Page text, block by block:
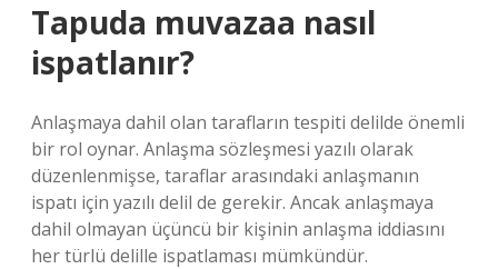
Tapuda muvazaa nasıl
ispatlanır?
Anlaşmaya dahil olan tarafların tespiti delilde önemli
bir rol oynar. Anlaşma sözleşmesi yazılı olarak
düzenlenmişse, taraflar arasındaki anlaşmanın
ispatı için yazılı delil de gerekir. Ancak anlaşmaya
dahil olmayan üçüncü bir kişinin anlaşma iddiasını
her türlü delille ispatlaması mümkündür.